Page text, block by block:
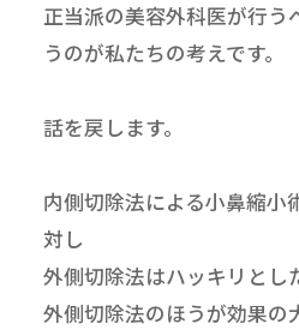
正当派の美容外科医が行う
うのが私たちの考えです。
話を戻します。
内側切除法による小鼻縮小
対し
外側切除法はハッキリとし
外側切除法のほうが効果の